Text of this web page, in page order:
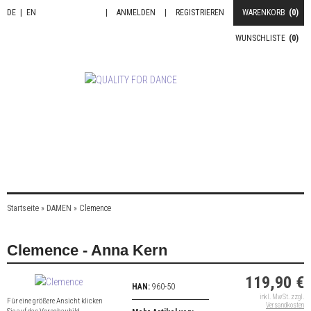
DE EN WARENKORB (0)
REGISTRIEREN
ANMELDEN
WUNSCHLISTE (0)
Startseite » DAMEN » Clemence
Clemence - Anna Kern
Für eine größere Ansicht klicken
HAN:960-50 119,90 €
inkl. MwSt. zzgl.
Versandkosten